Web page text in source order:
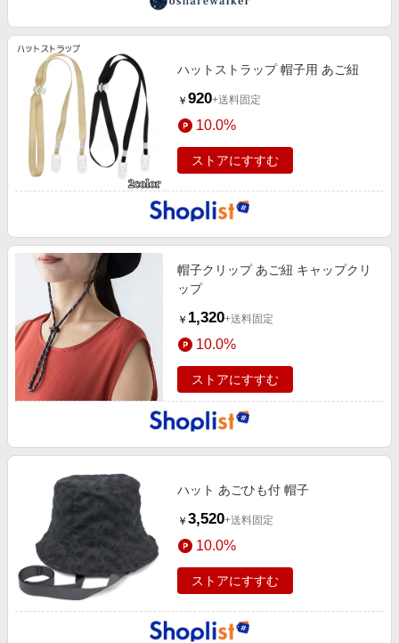
ハットストラップ 帽子用 あご紐
￥ 920+送料固定
10.0%
ストアにすすむ
帽子クリップ あご紐 キャップクリ
ップ
￥ 1,320+送料固定
10.0%
ストアにすすむ
ハット あごひも付 帽子
￥ 3,520+送料固定
10.0%
ストアにすすむ